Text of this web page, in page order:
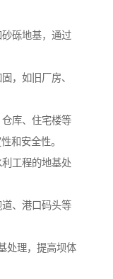
砾地基，通过
，如旧厂房、
库、住宅楼等
和安全性。
工程的地基处
、港口码头等
处理，提高坝体